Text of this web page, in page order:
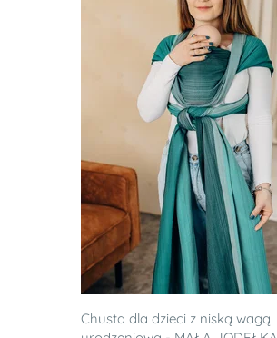
Chusta dla dzieci z niską wagą